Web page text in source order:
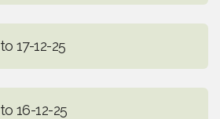
17-12-25
16-12-25